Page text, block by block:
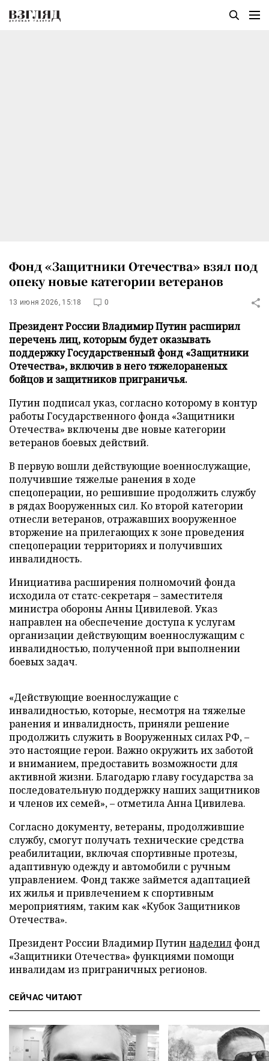
Фонд «Защитники Отечества» взял под
опеку новые категории ветеранов
13 июня 2026, 15:18 0
Президент России Владимир Путин расширил
перечень лиц, которым будет оказывать
поддержку Государственный фонд «Защитники
Отечества», включив в него тяжелораненых
бойцов и защитников приграничья.
Путин подписал указ, согласно которому в контур
работы Государственного фонда «Защитники
Отечества» включены две новые категории
ветеранов боевых действий.
В первую вошли действующие военнослужащие,
получившие тяжелые ранения в ходе
спецоперации, но решившие продолжить службу
в рядах Вооруженных сил. Ко второй категории
отнесли ветеранов, отражавших вооруженное
вторжение на прилегающих к зоне проведения
спецоперации территориях и получивших
инвалидность.
Инициатива расширения полномочий фонда
исходила от статс-секретаря – заместителя
министра обороны Анны Цивилевой. Указ
направлен на обеспечение доступа к услугам
организации действующим военнослужащим с
инвалидностью, полученной при выполнении
боевых задач.
«Действующие военнослужащие с
инвалидностью, которые, несмотря на тяжелые
ранения и инвалидность, приняли решение
продолжить служить в Вооруженных силах РФ, –
это настоящие герои. Важно окружить их заботой
и вниманием, предоставить возможности для
активной жизни. Благодарю главу государства за
последовательную поддержку наших защитников
и членов их семей», – отметила Анна Цивилева.
Согласно документу, ветераны, продолжившие
службу, смогут получать технические средства
реабилитации, включая спортивные протезы,
адаптивную одежду и автомобили с ручным
управлением. Фонд также займется адаптацией
их жилья и привлечением к спортивным
мероприятиям, таким как «Кубок Защитников
Отечества».
Президент России Владимир Путин наделил фонд
«Защитники Отечества» функциями помощи
инвалидам из приграничных регионов.
СЕЙЧАС ЧИТАЮТ